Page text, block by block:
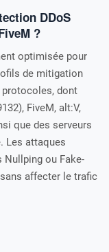
DDoS
?
optimisée pour
de mitigation
protocoles, dont
FiveM, alt:V,
que des serveurs
Les attaques
ou Fake-
affecter le trafic